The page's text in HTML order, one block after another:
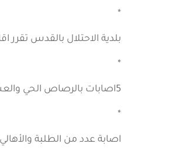
*
بلدية الاحتلال بالقدس تقرر
*
5اصابات بالرصاص الحي والعشرات بالاختناق بمواجهات في باب الزواية بالخليل.
*
اصابة عدد من الطلبة